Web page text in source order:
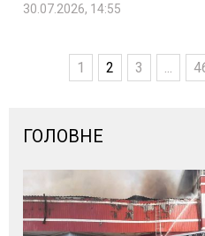
30.07.2026, 14:55
1 2 3 ...
ГОЛОВНЕ